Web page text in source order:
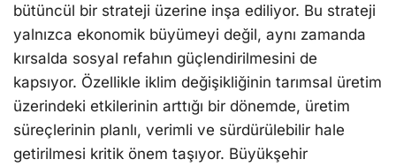
bütüncül bir strateji üzerine inşa ediliyor. Bu strateji
yalnızca ekonomik büyümeyi değil, aynı zamanda
kırsalda sosyal refahın güçlendirilmesini de
kapsıyor. Özellikle iklim değişikliğinin tarımsal üretim
üzerindeki etkilerinin arttığı bir dönemde, üretim
süreçlerinin planlı, verimli ve sürdürülebilir hale
getirilmesi kritik önem taşıyor. Büyükşehir